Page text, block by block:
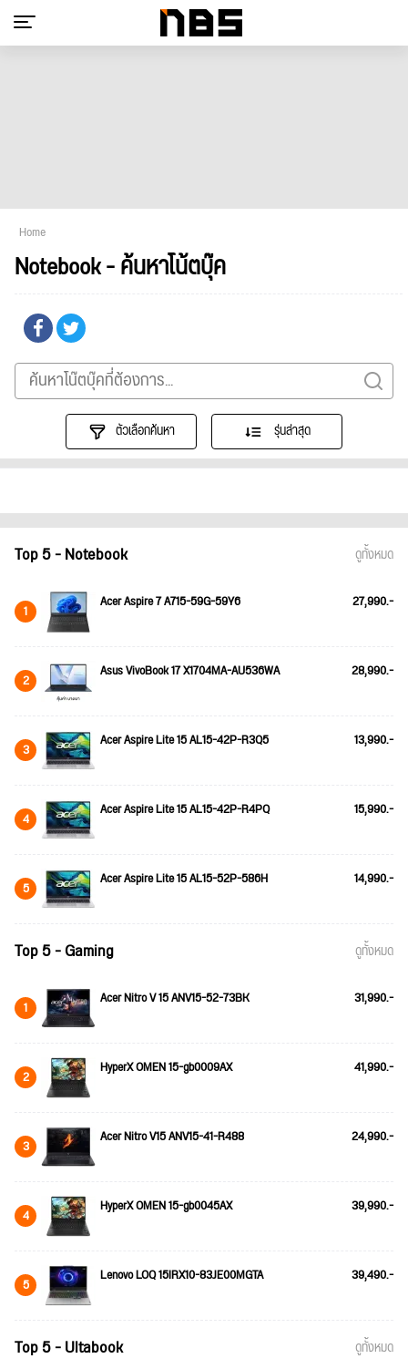
Home
Notebook - ค้นหาโน้ตบุ๊ค
ตัวเลือกค้นหา รุ่นล่าสุด
Top 5 - Notebook ดูทั้งหมด
1 Acer Aspire 7 A715-59G-59Y6 27,990.-
2 Asus VivoBook 17 X1704MA-AU536WA 28,990.-
3 Acer Aspire Lite 15 AL15-42P-R3Q5 13,990.-
4 Acer Aspire Lite 15 AL15-42P-R4PQ 15,990.-
5 Acer Aspire Lite 15 AL15-52P-586H 14,990.-
Top 5 - Gaming ดูทั้งหมด
1 Acer Nitro V 15 ANV15-52-73BK 31,990.-
2 HyperX OMEN 15-gb0009AX 41,990.-
3 Acer Nitro V15 ANV15-41-R488 24,990.-
4 HyperX OMEN 15-gb0045AX 39,990.-
5 Lenovo LOQ 15IRX10-83JE00MGTA 39,490.-
Top 5 - Ultabook ดูทั้งหมด